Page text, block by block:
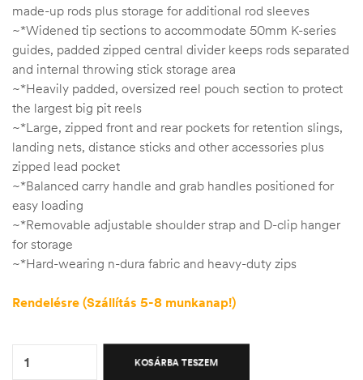
made-up rods plus storage for additional rod sleeves
~*Widened tip sections to accommodate 50mm K-series
guides, padded zipped central divider keeps rods separated
and internal throwing stick storage area
~*Heavily padded, oversized reel pouch section to protect
the largest big pit reels
~*Large, zipped front and rear pockets for retention slings,
landing nets, distance sticks and other accessories plus
zipped lead pocket
~*Balanced carry handle and grab handles positioned for
easy loading
~*Removable adjustable shoulder strap and D-clip hanger
for storage
~*Hard-wearing n-dura fabric and heavy-duty zips
Rendelésre (Szállítás 5-8 munkanap!)
KOSÁRBA TESZEM